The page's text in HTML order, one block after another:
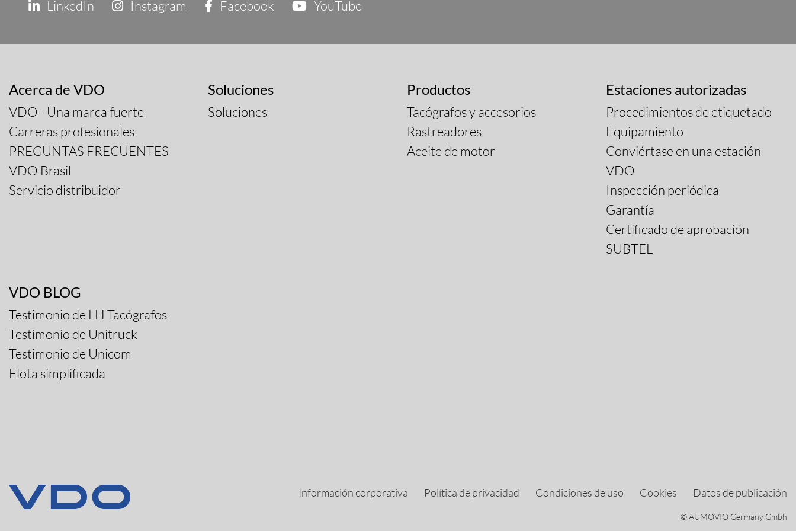
LinkedIn Instagram Facebook YouTube
Acerca de VDO
VDO - Una marca fuerte
Carreras profesionales
PREGUNTAS FRECUENTES
VDO Brasil
Servicio distribuidor
Soluciones
Soluciones
Productos
Tacógrafos y accesorios
Rastreadores
Aceite de motor
Estaciones autorizadas
Procedimientos de etiquetado
Equipamiento
Conviértase en una estación
VDO
Inspección periódica
Garantía
Certificado de aprobación
SUBTEL
VDO BLOG
Testimonio de LH Tacógrafos
Testimonio de Unitruck
Testimonio de Unicom
Flota simplificada
Información corporativa Política de privacidad Condiciones de uso Cookies Datos de publicación
© AUMOVIO Germany Gmbh